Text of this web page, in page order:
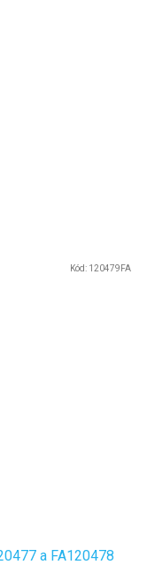
a FA120478
Kód: 120479FA